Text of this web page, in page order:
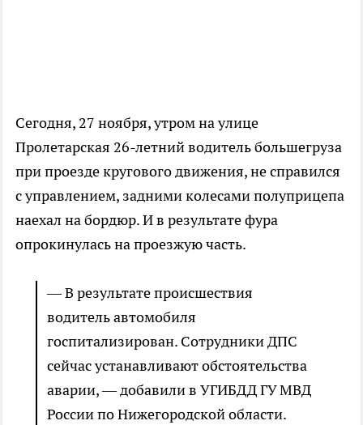
Сегодня, 27 ноября, утром на улице
Пролетарская 26-летний водитель большегруза
при проезде кругового движения, не справился
с управлением, задними колесами полуприцепа
наехал на бордюр. И в результате фура
опрокинулась на проезжую часть.
— В результате происшествия
водитель автомобиля
госпитализирован. Сотрудники ДПС
сейчас устанавливают обстоятельства
аварии, — добавили в УГИБДД ГУ МВД
России по Нижегородской области.